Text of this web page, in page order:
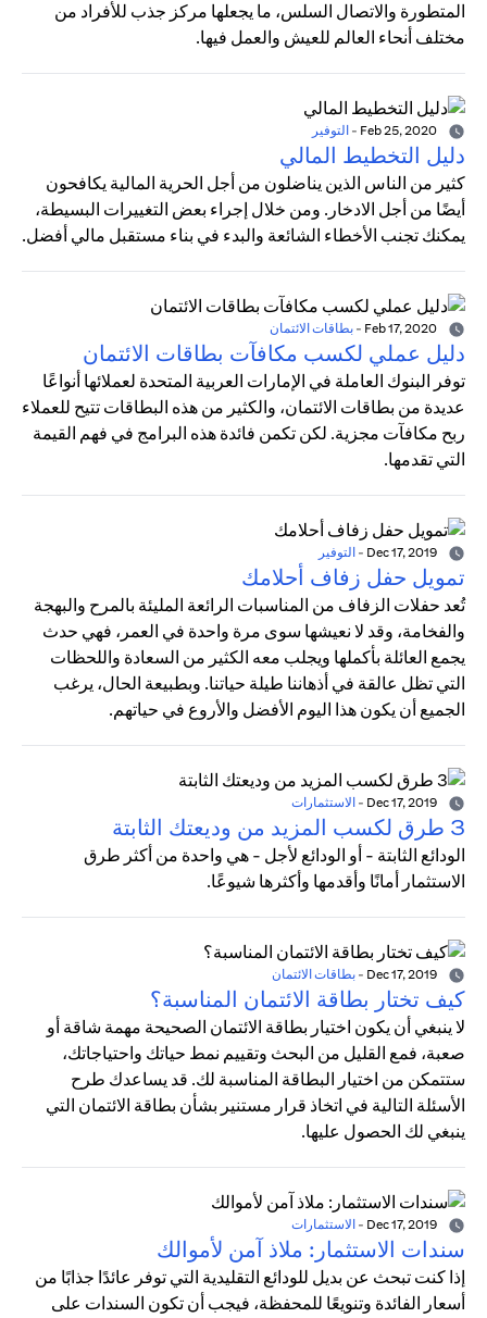
المتطورة والاتصال السلس، ما يجعلها مركز جذب للأفراد من
مختلف أنحاء العالم للعيش والعمل فيها.
- التوفير
دليل التخطيط المالي
كثير من الناس الذين يناضلون من أجل الحرية المالية يكافحون
أيضًا من أجل الادخار. ومن خلال إجراء بعض التغييرات البسيطة،
يمكنك تجنب الأخطاء الشائعة والبدء في بناء مستقبل مالي أفضل.
- بطاقات الائتمان
دليل عملي لكسب مكافآت بطاقات الائتمان
توفر البنوك العاملة في الإمارات العربية المتحدة لعملائها أنواعًا
عديدة من بطاقات الائتمان، والكثير من هذه البطاقات تتيح للعملاء
ربح مكافآت مجزية. لكن تكمن فائدة هذه البرامج في فهم القيمة
التي تقدمها.
- التوفير
تمويل حفل زفاف أحلامك
تُعد حفلات الزفاف من المناسبات الرائعة المليئة بالمرح والبهجة
والفخامة، وقد لا نعيشها سوى مرة واحدة في العمر، فهي حدث
يجمع العائلة بأكملها ويجلب معه الكثير من السعادة واللحظات
التي تظل عالقة في أذهاننا طيلة حياتنا. وبطبيعة الحال، يرغب
الجميع أن يكون هذا اليوم الأفضل والأروع في حياتهم.
- الاستثمارات
3 طرق لكسب المزيد من وديعتك الثابتة
الودائع الثابتة - أو الودائع لأجل - هي واحدة من أكثر طرق
الاستثمار أمانًا وأقدمها وأكثرها شيوعًا.
- بطاقات الائتمان
كيف تختار بطاقة الائتمان المناسبة؟
لا ينبغي أن يكون اختيار بطاقة الائتمان الصحيحة مهمة شاقة أو
صعبة، فمع القليل من البحث وتقييم نمط حياتك واحتياجاتك،
ستتمكن من اختيار البطاقة المناسبة لك. قد يساعدك طرح
الأسئلة التالية في اتخاذ قرار مستنير بشأن بطاقة الائتمان التي
ينبغي لك الحصول عليها.
- الاستثمارات
سندات الاستثمار: ملاذ آمن لأموالك
إذا كنت تبحث عن بديل للودائع التقليدية التي توفر عائدًا جذابًا من
أسعار الفائدة وتنويعًا للمحفظة، فيجب أن تكون السندات على